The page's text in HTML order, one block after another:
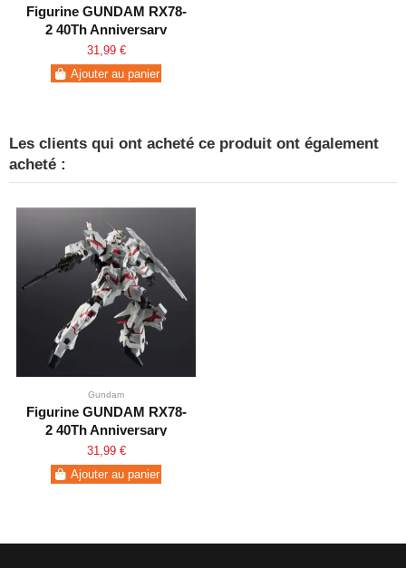
Figurine GUNDAM RX78-
2 40Th Anniversary
31,99 €
Ajouter au panier
Les clients qui ont acheté ce produit ont également
acheté :
Gundam
Figurine GUNDAM RX78-
2 40Th Anniversary
31,99 €
Ajouter au panier